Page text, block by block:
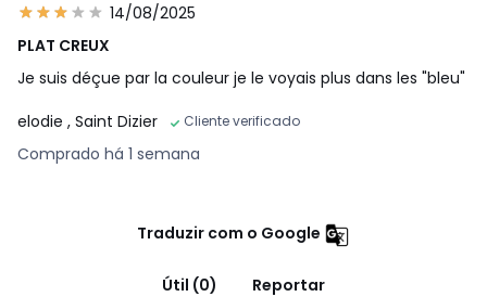
14/08/2025
PLAT CREUX
Je suis déçue par la couleur je le voyais plus dans les "bleu"
elodie , Saint Dizier Cliente verificado
Comprado há 1 semana
Traduzir com o Google
Útil (0) Reportar